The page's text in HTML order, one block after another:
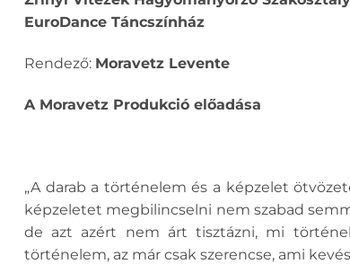
EuroDance Táncszínház
Rendező: Moravetz Levente
A Moravetz Produkció előadása
„A darab a történelem és a képzelet
képzeletet megbilincselni nem szabad
de azt azért nem árt tisztázni, mi
történelem, az már csak szerencse, ami